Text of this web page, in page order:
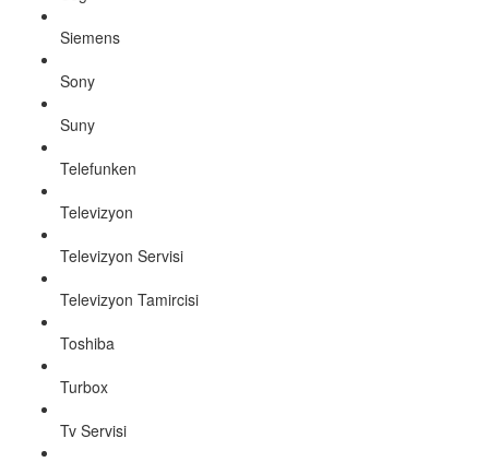
Siemens
Sony
Suny
Telefunken
Televizyon
Televizyon Servisi
Televizyon Tamircisi
Toshiba
Turbox
Tv Servisi